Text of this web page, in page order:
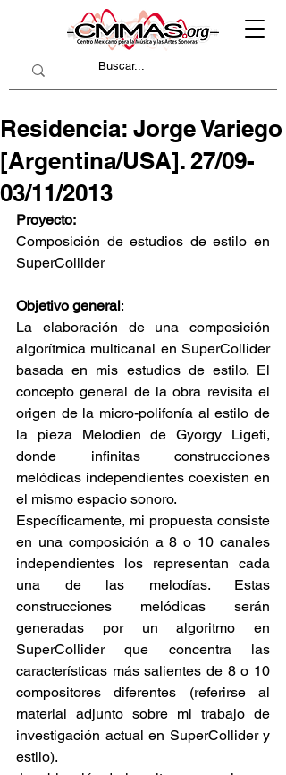
Residencia: Jorge Variego
[Argentina/USA]. 27/09-
03/11/2013
Proyecto:
Composición de estudios de estilo en
SuperCollider
Objetivo general:
La elaboración de una composición
algorítmica multicanal en SuperCollider
basada en mis estudios de estilo. El
concepto general de la obra revisita el
origen de la micro-polifonía al estilo de
la pieza Melodien de Gyorgy Ligeti,
donde infinitas construcciones
melódicas independientes coexisten en
el mismo espacio sonoro.
Específicamente, mi propuesta consiste
en una composición a 8 o 10 canales
independientes los representan cada
una de las melodías. Estas
construcciones melódicas serán
generadas por un algoritmo en
SuperCollider que concentra las
características más salientes de 8 o 10
compositores diferentes (referirse al
material adjunto sobre mi trabajo de
investigación actual en SuperCollider y
estilo).